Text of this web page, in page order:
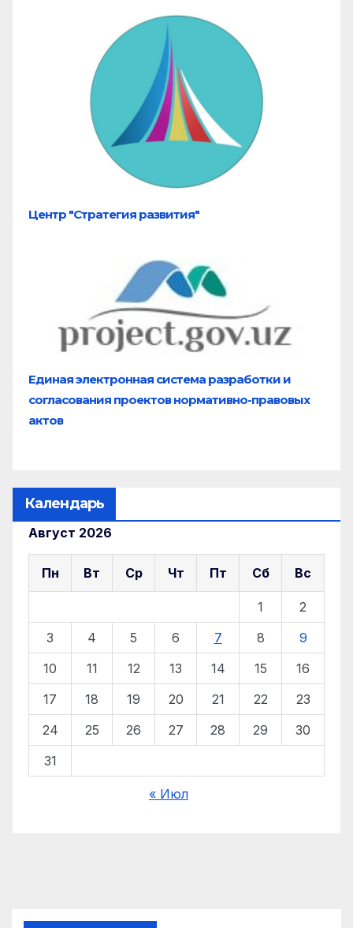
Центр "Стратегия развития"
Единая электронная система разработки и
согласования проектов нормативно-правовых
актов
Календарь
Август 2026
Пн Вт Ср Чт Пт Сб Вс
1
2
3
4 5 6 7 8
9
10
11 12 13 14 15
16
17
18 19 20 21 22
23
24
25 26 27 28 29
30
31
« Июл